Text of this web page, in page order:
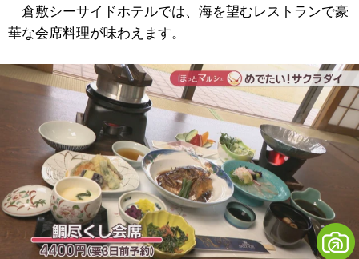
倉敷シーサイドホテルでは、海を望むレストランで豪
華な会席料理が味わえます。